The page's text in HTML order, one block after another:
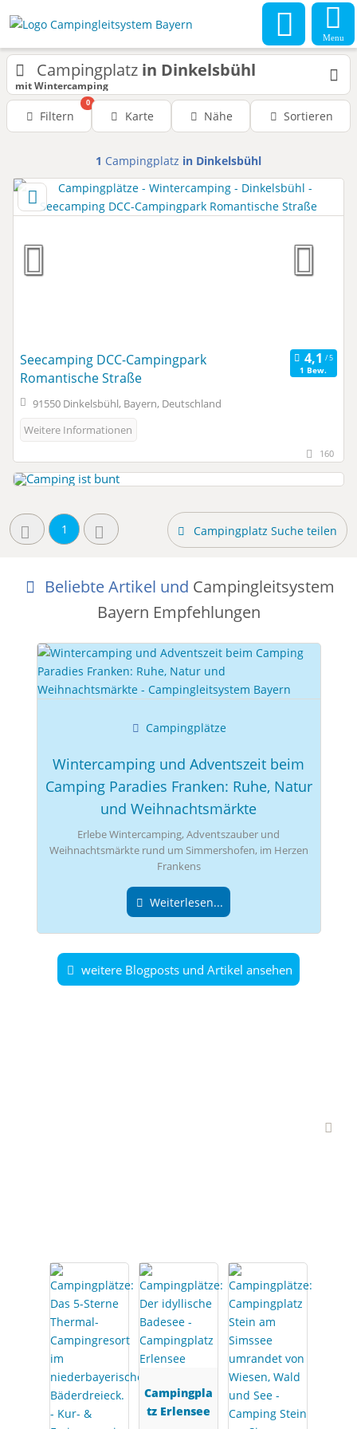
Menu
Campingplatz in Dinkelsbühl
mit Wintercamping
Filtern
0
Karte Nähe Sortieren
1 Campingplatz in Dinkelsbühl
Seecamping DCC-Campingpark
Romantische Straße
1 Bew.
91550 Dinkelsbühl, Bayern, Deutschland
Weitere Informationen
160
1 Campingplatz Suche teilen
Beliebte Artikel und Campingleitsystem
Bayern Empfehlungen
Wintercamping und Adventszeit beim
Camping Paradies Franken: Ruhe, Natur
und Weihnachtsmärkte
Campingplätze
Erlebe Wintercamping, Adventszauber und
Weihnachtsmärkte rund um Simmershofen, im Herzen
Frankens
Weiterlesen...
weitere Blogposts und Artikel ansehen
Campingpla
tz Erlensee